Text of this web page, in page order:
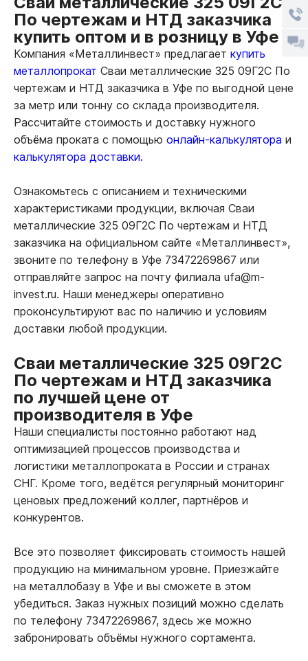
По чертежам и НТД заказчика
купить оптом и в розницу в Уфе
Компания «Металлинвест» предлагает купить
металлопрокат Сваи металлические 325 09Г2С По
чертежам и НТД заказчика в Уфе по выгодной цене
за метр или тонну со склада производителя.
Рассчитайте стоимость и доставку нужного
объёма проката с помощью онлайн-калькулятора и
калькулятора доставки.
Ознакомьтесь с описанием и техническими
характеристиками продукции, включая Сваи
металлические 325 09Г2С По чертежам и НТД
заказчика на официальном сайте «Металлинвест»,
звоните по телефону в Уфе 73472269867 или
отправляйте запрос на почту филиала ufa@m-
invest.ru. Наши менеджеры оперативно
проконсультируют вас по наличию и условиям
доставки любой продукции.
Сваи металлические 325 09Г2С
По чертежам и НТД заказчика
по лучшей цене от
производителя в Уфе
Наши специалисты постоянно работают над
оптимизацией процессов производства и
логистики металлопроката в России и странах
СНГ. Кроме того, ведётся регулярный мониторинг
ценовых предложений коллег, партнёров и
конкурентов.
Все это позволяет фиксировать стоимость нашей
продукцию на минимальном уровне. Приезжайте
на металлобазу в Уфе и вы сможете в этом
убедиться. Заказ нужных позиций можно сделать
по телефону 73472269867, здесь же можно
забронировать объёмы нужного сортамента.